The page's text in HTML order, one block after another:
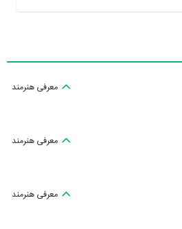
معرفی هنرمند
معرفی هنرمند
معرفی هنرمند